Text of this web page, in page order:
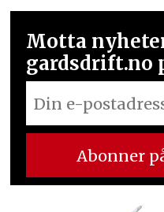
Motta
gardsdrift.no